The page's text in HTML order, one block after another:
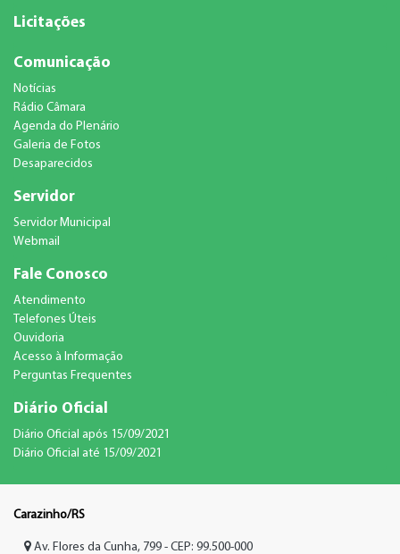
Licitações
Comunicação
Notícias
Rádio Câmara
Agenda do Plenário
Galeria de Fotos
Desaparecidos
Servidor
Servidor Municipal
Webmail
Fale Conosco
Atendimento
Telefones Úteis
Ouvidoria
Acesso à Informação
Perguntas Frequentes
Diário Oficial
Diário Oficial após 15/09/2021
Diário Oficial até 15/09/2021
Carazinho/RS
Av. Flores da Cunha, 799 - CEP: 99.500-000